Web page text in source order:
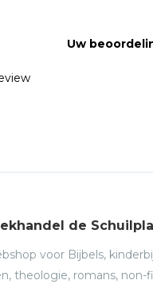
Uw
de
voor Bijbels,
theologie, romans, non-